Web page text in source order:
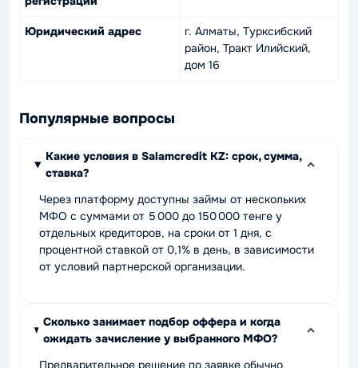
Юридический адрес
г. Алматы, Турксибский
район, Тракт Илийский,
дом 16
Популярные вопросы
Какие условия в Salamcredit KZ: срок, сумма,
ставка?
Через платформу доступны займы от нескольких
МФО с суммами от 5 000 до 150 000 тенге у
отдельных кредиторов, на сроки от 1 дня, с
процентной ставкой от 0,1% в день, в зависимости
от условий партнерской организации.
Сколько занимает подбор оффера и когда
ожидать зачисление у выбранного МФО?
Предварительное решение по заявке обычно